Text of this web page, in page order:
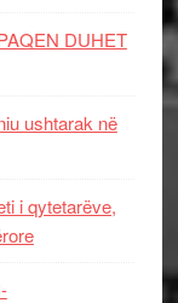
DUHET
ushtarak në
i qytetarëve,